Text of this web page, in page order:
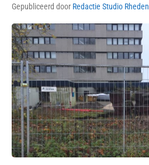
Gepubliceerd door Redactie Studio Rheden